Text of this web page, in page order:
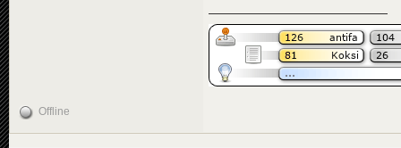
Offline